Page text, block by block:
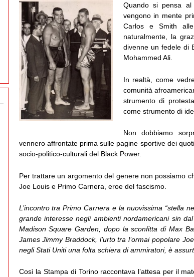
Quando si pensa
vengono in mente
Carlos e Smith
naturalmente, la
divenne un fedele di
Mohammed Ali.
In realtà, come
comunità
strumento di
come strumento di
Non dobbiamo
vennero affrontate prima sulle pagine sportive dei
socio-politico-culturali del Black Power.
Per trattare un argomento del genere non possiamo
Joe Louis e Primo Carnera, eroe del fascismo.
L’incontro tra Primo Carnera e la nuovissima “stella
grande interesse negli ambienti nordamericani sin
Madison Square Garden, dopo la sconfitta di Max
James Jimmy Braddock, l’urto tra l’ormai popolare
negli Stati Uniti una folta schiera di ammiratori, è
Così la Stampa di Torino raccontava l’attesa per il